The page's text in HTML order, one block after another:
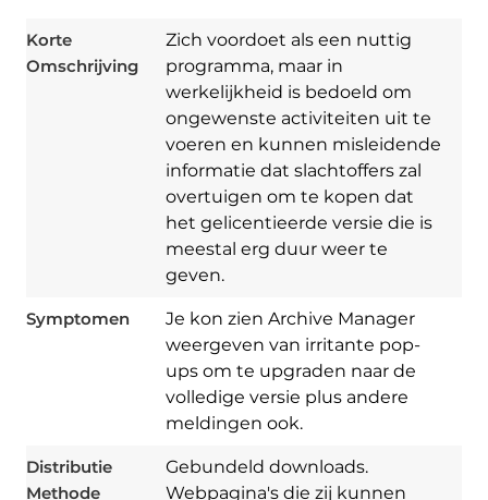
Korte
Omschrijving
Zich voordoet als een nuttig
programma, maar in
werkelijkheid is bedoeld om
ongewenste activiteiten uit te
voeren en kunnen misleidende
informatie dat slachtoffers zal
overtuigen om te kopen dat
het gelicentieerde versie die is
meestal erg duur weer te
geven.
Symptomen
Je kon zien Archive Manager
weergeven van irritante pop-
ups om te upgraden naar de
volledige versie plus andere
meldingen ook.
Distributie
Methode
Gebundeld downloads.
Webpagina's die zij kunnen
Download
Spy Hunter